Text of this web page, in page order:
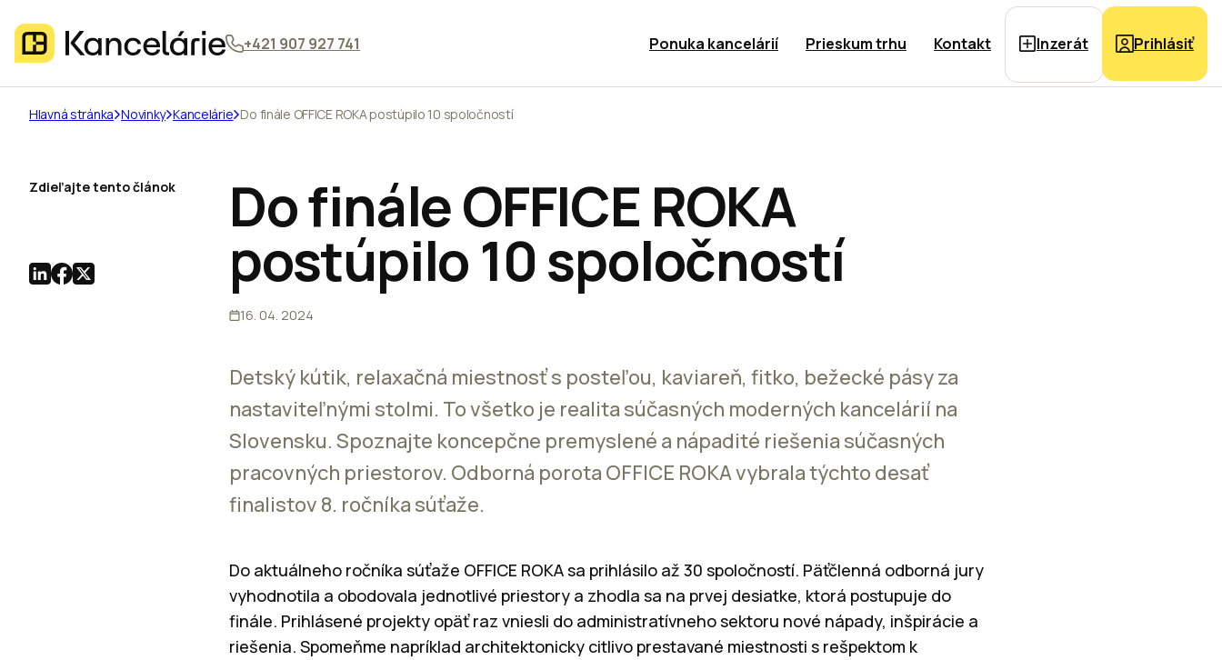
+421 907 927 741 Ponuka kancelárií Prieskum trhu Kontakt Inzerát Prihlásiť
Hlavná stránka Novinky Kancelárie Do finále OFFICE ROKA postúpilo 10 spoločností
Do finále OFFICE ROKA
postúpilo 10 spoločností
16. 04. 2024
Detský kútik, relaxačná miestnosť s posteľou, kaviareň, fitko, bežecké pásy za
nastaviteľnými stolmi. To všetko je realita súčasných moderných kancelárií na
Slovensku. Spoznajte koncepčne premyslené a nápadité riešenia súčasných
pracovných priestorov. Odborná porota OFFICE ROKA vybrala týchto desať
finalistov 8. ročníka súťaže.
Do aktuálneho ročníka súťaže OFFICE ROKA sa prihlásilo až 30 spoločností. Päťčlenná odborná jury
vyhodnotila a obodovala jednotlivé priestory a zhodla sa na prvej desiatke, ktorá postupuje do
finále. Prihlásené projekty opäť raz vniesli do administratívneho sektoru nové nápady, inšpirácie a
riešenia. Spomeňme napríklad architektonicky citlivo prestavané miestnosti s rešpektom k
Zdieľajte tento článok